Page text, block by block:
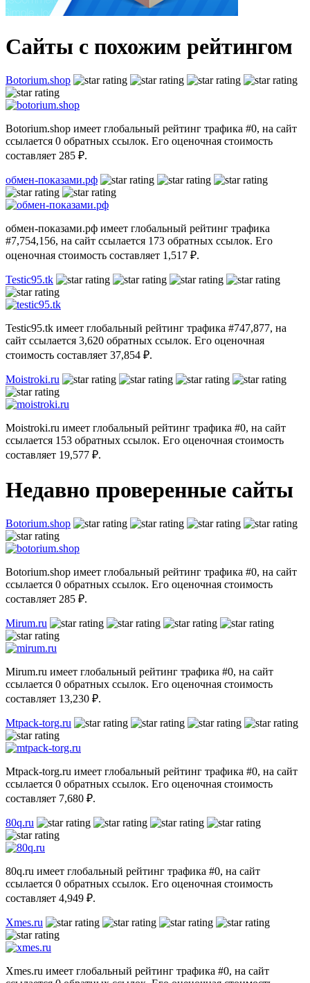
Сайты с похожим рейтингом
Botorium.shop
Botorium.shop имеет глобальный рейтинг трафика #0, на сайт
ссылается 0 обратных ссылок. Его оценочная стоимость
составляет 285 ₽.
обмен-показами.рф
обмен-показами.рф имеет глобальный рейтинг трафика
#7,754,156, на сайт ссылается 173 обратных ссылок. Его
оценочная стоимость составляет 1,517 ₽.
Testic95.tk
Testic95.tk имеет глобальный рейтинг трафика #747,877, на
сайт ссылается 3,620 обратных ссылок. Его оценочная
стоимость составляет 37,854 ₽.
Moistroki.ru
Moistroki.ru имеет глобальный рейтинг трафика #0, на сайт
ссылается 153 обратных ссылок. Его оценочная стоимость
составляет 19,577 ₽.
Недавно проверенные сайты
Botorium.shop
Botorium.shop имеет глобальный рейтинг трафика #0, на сайт
ссылается 0 обратных ссылок. Его оценочная стоимость
составляет 285 ₽.
Mirum.ru
Mirum.ru имеет глобальный рейтинг трафика #0, на сайт
ссылается 0 обратных ссылок. Его оценочная стоимость
составляет 13,230 ₽.
Mtpack-torg.ru
Mtpack-torg.ru имеет глобальный рейтинг трафика #0, на сайт
ссылается 0 обратных ссылок. Его оценочная стоимость
составляет 7,680 ₽.
80q.ru
80q.ru имеет глобальный рейтинг трафика #0, на сайт
ссылается 0 обратных ссылок. Его оценочная стоимость
составляет 4,949 ₽.
Xmes.ru
Xmes.ru имеет глобальный рейтинг трафика #0, на сайт